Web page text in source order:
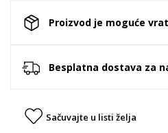
Proizvod je moguće
Besplatna dostava za
Sačuvajte u listi želja